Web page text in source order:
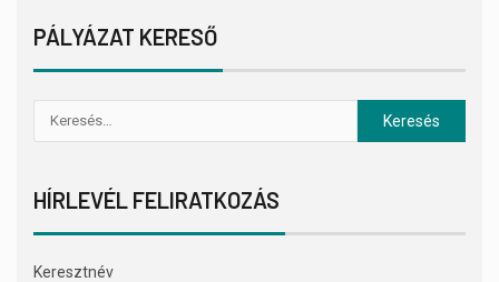
PÁLYÁZAT KERESŐ
HÍRLEVÉL FELIRATKOZÁS
Keresztnév